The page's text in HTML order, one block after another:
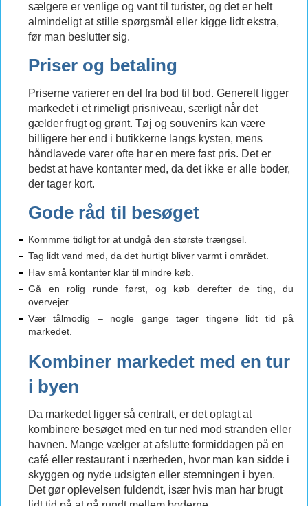
sælgere er venlige og vant til turister, og det er helt
almindeligt at stille spørgsmål eller kigge lidt ekstra,
før man beslutter sig.
Priser og betaling
Priserne varierer en del fra bod til bod. Generelt ligger
markedet i et rimeligt prisniveau, særligt når det
gælder frugt og grønt. Tøj og souvenirs kan være
billigere her end i butikkerne langs kysten, mens
håndlavede varer ofte har en mere fast pris. Det er
bedst at have kontanter med, da det ikke er alle boder,
der tager kort.
Gode råd til besøget
Kommme tidligt for at undgå den største trængsel.
Tag lidt vand med, da det hurtigt bliver varmt i området.
Hav små kontanter klar til mindre køb.
Gå en rolig runde først, og køb derefter de ting, du
overvejer.
Vær tålmodig – nogle gange tager tingene lidt tid på
markedet.
Kombiner markedet med en tur
i byen
Da markedet ligger så centralt, er det oplagt at
kombinere besøget med en tur ned mod stranden eller
havnen. Mange vælger at afslutte formiddagen på en
café eller restaurant i nærheden, hvor man kan sidde i
skyggen og nyde udsigten eller stemningen i byen.
Det gør oplevelsen fuldendt, især hvis man har brugt